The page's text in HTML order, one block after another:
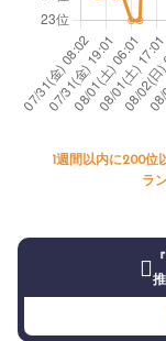
1週間以内に200位
ラ